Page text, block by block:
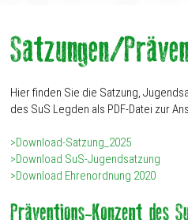
Hier finden Sie die Satzung,
des SuS Legden als PDF-Datei zur
>Download-Satzung_2025
>Download SuS-Jugendsatzung
>Download Ehrenordnung 2020